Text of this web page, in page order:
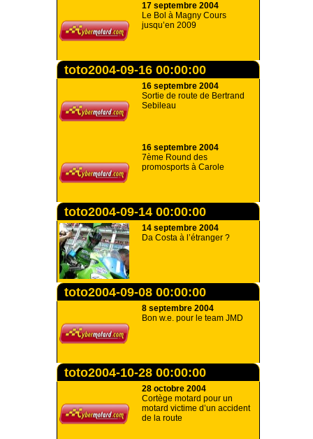
17 septembre 2004
Le Bol à Magny Cours
jusqu’en 2009
toto2004-09-16 00:00:00
16 septembre 2004
Sortie de route de Bertrand
Sebileau
16 septembre 2004
7ème Round des
promosports à Carole
toto2004-09-14 00:00:00
14 septembre 2004
Da Costa à l’étranger ?
toto2004-09-08 00:00:00
8 septembre 2004
Bon w.e. pour le team JMD
toto2004-10-28 00:00:00
28 octobre 2004
Cortège motard pour un
motard victime d’un accident
de la route